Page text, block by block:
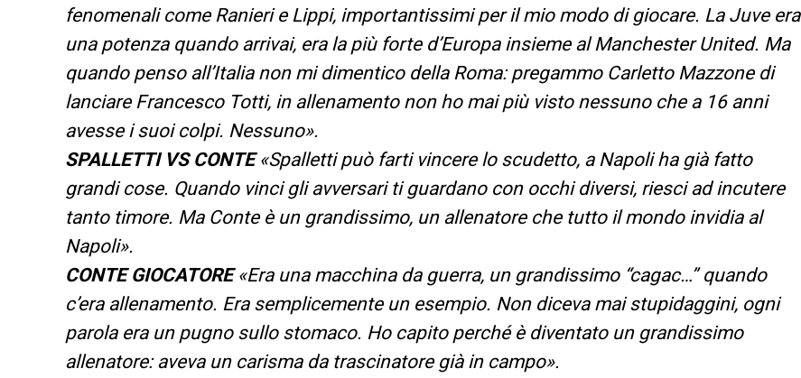
fenomenali come Ranieri e Lippi, importantissimi per il mio modo di giocare. La Juve era
una potenza quando arrivai, era la più forte d’Europa insieme al Manchester United. Ma
quando penso all’Italia non mi dimentico della Roma: pregammo Carletto Mazzone di
lanciare Francesco Totti, in allenamento non ho mai più visto nessuno che a 16 anni
avesse i suoi colpi. Nessuno».
SPALLETTI VS CONTE«Spalletti può farti vincere lo scudetto, a Napoli ha già fatto
grandi cose. Quando vinci gli avversari ti guardano con occhi diversi, riesci ad incutere
tanto timore. Ma Conte è un grandissimo, un allenatore che tutto il mondo invidia al
Napoli».
CONTE GIOCATORE«Era una macchina da guerra, un grandissimo “cagac…” quando
c’era allenamento. Era semplicemente un esempio. Non diceva mai stupidaggini, ogni
parola era un pugno sullo stomaco. Ho capito perché è diventato un grandissimo
allenatore: aveva un carisma da trascinatore già in campo».